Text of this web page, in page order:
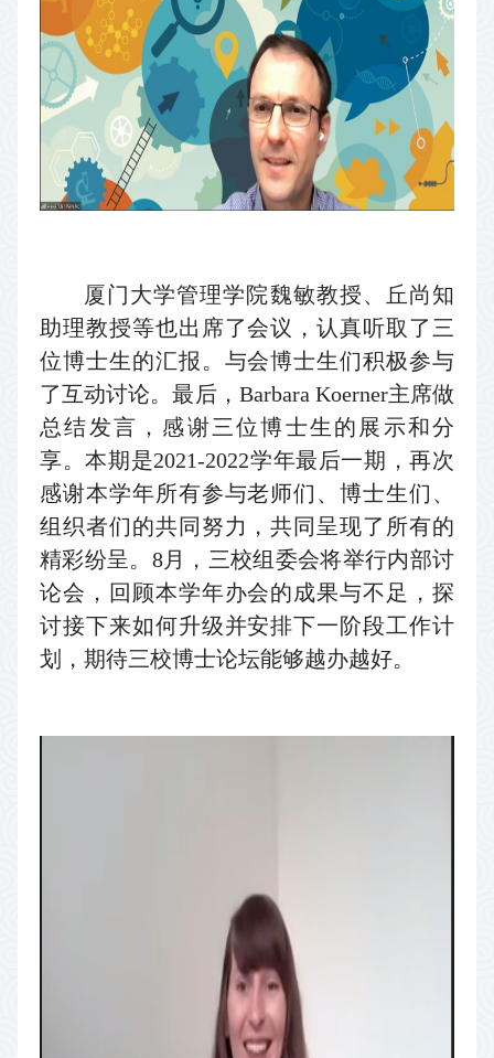
厦门大学管理学院魏敏教授、丘尚知
助理教授等也出席了会议，认真听取了三
位博士生的汇报。与会博士生们积极参与
了互动讨论。最后， Barbara Koerner主席做
总结发言， 感谢三位博士生 的展示和分
享。本期是2021-2022学年最后一期，再次
感谢本学年所有参与老师们、博士生们、
组织者们的共同努力，共同呈现了所有的
精彩纷呈。 8月，三校组委会将举行内部讨
论会，回顾本学年办会的成果与不足，探
讨接下来如何升级并安排下一阶段工作计
划，期待三校博士论坛能够越办越好。